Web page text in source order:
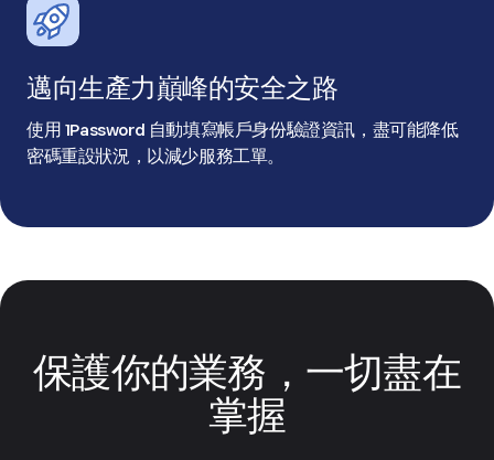
邁向生產力巔峰的安全之路
使用 1Password 自動填寫帳戶身份驗證資訊，盡可能降低
密碼重設狀況，以減少服務工單。
保護你的業務，一切盡在
掌握